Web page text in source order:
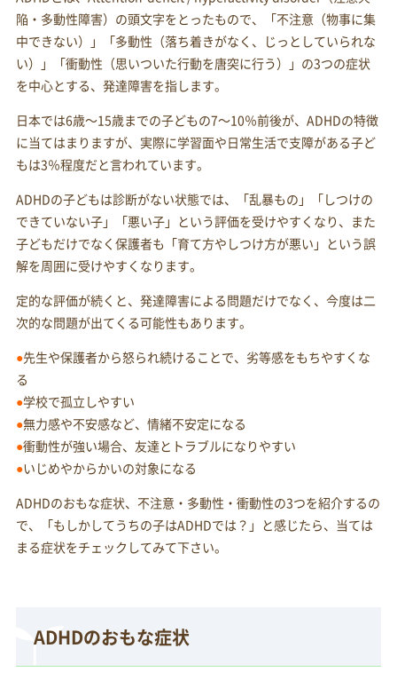
陥・多動性障害）の頭文字をとったもので、「不注意（物事に集
中できない）」「多動性（落ち着きがなく、じっとしていられな
い）」「衝動性（思いついた行動を唐突に行う）」の3つの症状
を中心とする、発達障害を指します。
日本では6歳～15歳までの子どもの7～10％前後が、ADHDの特徴
に当てはまりますが、実際に学習面や日常生活で支障がある子ど
もは3％程度だと言われています。
ADHDの子どもは診断がない状態では、「乱暴もの」「しつけの
できていない子」「悪い子」という評価を受けやすくなり、また
子どもだけでなく保護者も「育て方やしつけ方が悪い」という誤
解を周囲に受けやすくなります。
定的な評価が続くと、発達障害による問題だけでなく、今度は二
次的な問題が出てくる可能性もあります。
●先生や保護者から怒られ続けることで、劣等感をもちやすくな
る
●学校で孤立しやすい
●無力感や不安感など、情緒不安定になる
●衝動性が強い場合、友達とトラブルになりやすい
●いじめやからかいの対象になる
ADHDのおもな症状、不注意・多動性・衝動性の3つを紹介するの
で、「もしかしてうちの子はADHDでは？」と感じたら、当ては
まる症状をチェックしてみて下さい。
ADHDのおもな症状